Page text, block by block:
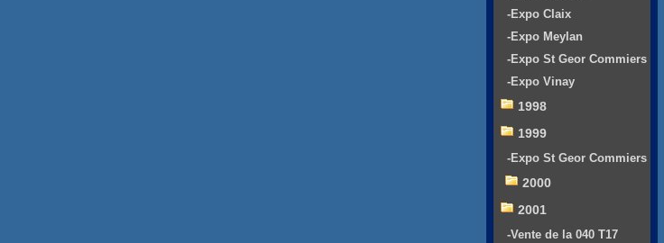
-Expo Claix
-Expo Meylan
-Expo St Geor Commiers
-Expo Vinay
1998
1999
-Expo St Geor Commiers
2000
2001
-Vente de la 040 T17